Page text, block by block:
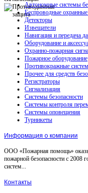
Автономные системы
Беспроводные охранные
Детекторы
Извещатели
Навигация и передача
Оборудование и
Охранно-пожарная
Пожарное оборудование
Противокражные
Прочее для средств
Регистраторы
Сигнализация
Системы безопасности
Системы контроля
Системы оповещения
Турникеты
Информация о компании
ООО «Пожарная помощь»
пожарной безопасности с 2008
систем...
Контакты